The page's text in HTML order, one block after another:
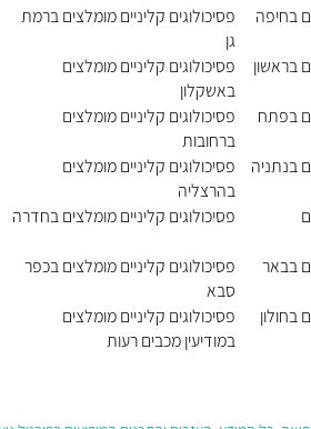
בחיפה
בראשון
בפתח
בנתניה
בבאר
בחולון
פסיכולוגים קליניים מומלצים ברמת
גן
פסיכולוגים קליניים מומלצים
באשקלון
פסיכולוגים קליניים מומלצים
ברחובות
פסיכולוגים קליניים מומלצים
בהרצליה
פסיכולוגים קליניים מומלצים בחדרה
פסיכולוגים קליניים מומלצים בכפר
סבא
פסיכולוגים קליניים מומלצים
במודיעין מכבים רעות